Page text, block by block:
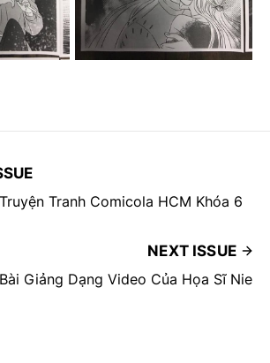
Tranh Comicola HCM Khóa 6
NEXT ISSUE
Bài Giảng Dạng Video Của Họa Sĩ Nie